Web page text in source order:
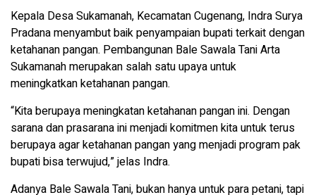
Kepala Desa Sukamanah, Kecamatan Cugenang, Indra Surya
Pradana menyambut baik penyampaian bupati terkait dengan
ketahanan pangan. Pembangunan Bale Sawala Tani Arta
Sukamanah merupakan salah satu upaya untuk
meningkatkan ketahanan pangan.
“Kita berupaya meningkatan ketahanan pangan ini. Dengan
sarana dan prasarana ini menjadi komitmen kita untuk terus
berupaya agar ketahanan pangan yang menjadi program pak
bupati bisa terwujud,” jelas Indra.
Adanya Bale Sawala Tani, bukan hanya untuk para petani, tapi